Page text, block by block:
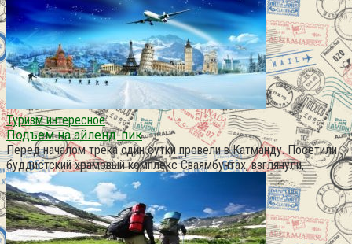
Туризм интересное
Подъем на айленд-пик
Перед началом трека один сутки провели в Катманду. Посетили
буддистский храмовый комплекс Сваямбунтах, взглянули,